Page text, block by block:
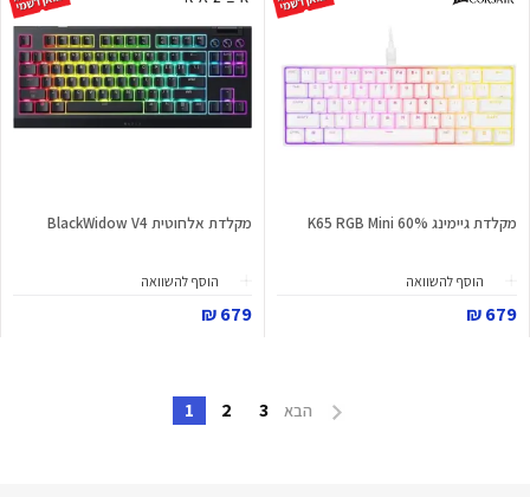
מקלדת גיימינג K65 RGB Mini 60%
הוסף להשוואה
679 ₪
מקלדת אלחוטית BlackWidow V4
הוסף להשוואה
679 ₪
הבא 3
2
1